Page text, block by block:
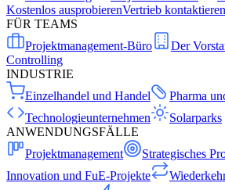
Kostenlos ausprobierenVertrieb kontaktieren
FÜR TEAMS
Projektmanagement-Büro
Der
Controlling
INDUSTRIE
Einzelhandel und Handel
Pharma
Technologieunternehmen
Solarparks
ANWENDUNGSFÄLLE
Projektmanagement
Strategisches
Innovation und FuE-Projekte